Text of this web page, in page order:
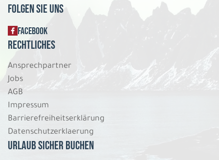
REISE VERBINDLICH ANFRAGEN
Kurzreise Schneespass in Finnland
Belegung: 2
Folgen Sie uns
FACEBOOK
Rechtliches
Ansprechpartner
Jobs
AGB
Impressum
Barrierefreiheitserklärung
Datenschutzerklaerung
Urlaub sicher buchen